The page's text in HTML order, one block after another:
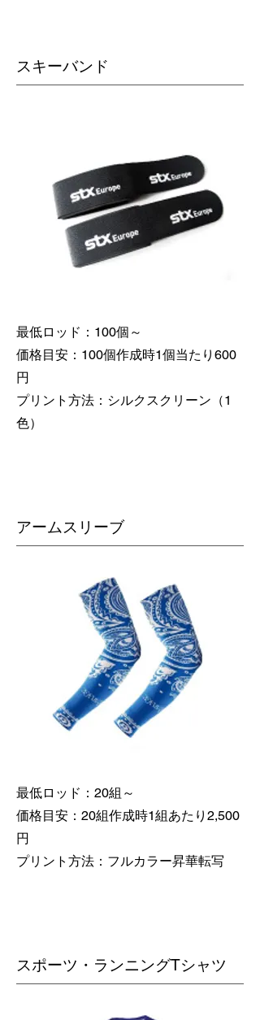
​スキーバンド
最低ロッド：100個～
価格目安：100個作成時1個当たり600
円
​プリント方法：シルクスクリーン（1
色）
​アームスリーブ
最低ロッド：20組～
価格目安：20組作成時1組あたり2,500
円
​プリント方法：フルカラー昇華転写
スポーツ・ランニングTシャツ